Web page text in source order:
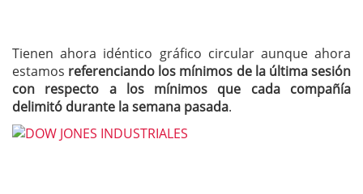
Tienen ahora idéntico gráfico circular aunque ahora
estamos referenciando los mínimos de la última sesión
con respecto a los mínimos que cada compañía
delimitó durante la semana pasada.